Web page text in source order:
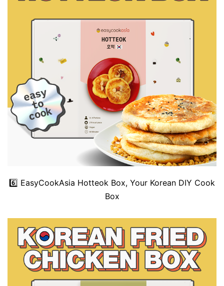
6️⃣ EasyCookAsia Hotteok Box, Your Korean DIY Cook
Box